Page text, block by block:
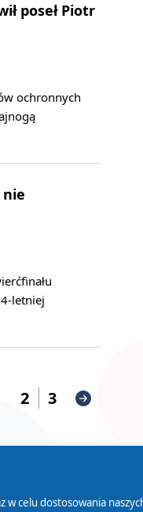
poseł Piotr
ochronnych
nie
letniej
2 3
celu dostosowania